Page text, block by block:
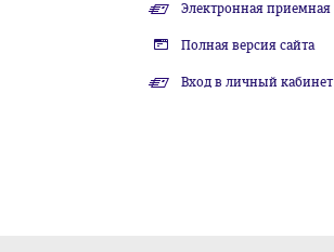
Электронная приемная
Полная версия сайта
Вход в личный кабинет